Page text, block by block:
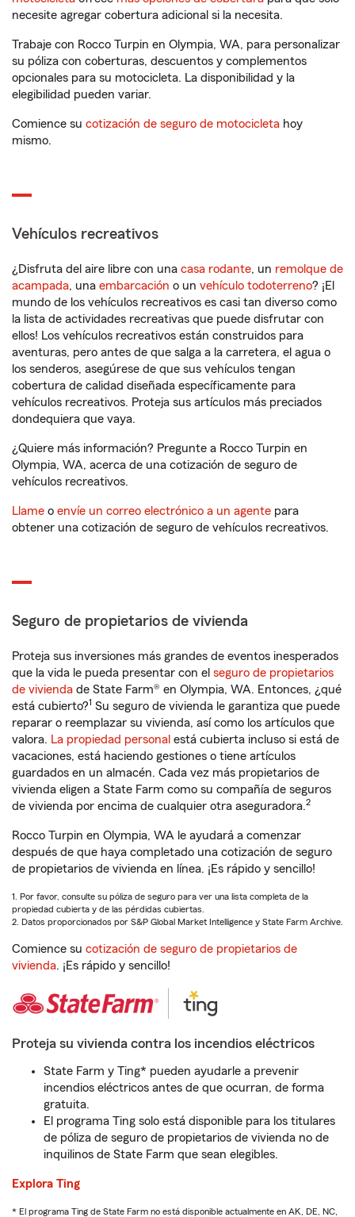
necesite agregar cobertura adicional si la necesita.
Trabaje con Rocco Turpin en Olympia, WA, para personalizar
su póliza con coberturas, descuentos y complementos
opcionales para su motocicleta. La disponibilidad y la
elegibilidad pueden variar.
Comience su cotización de seguro de motocicleta hoy
mismo.
Vehículos recreativos
¿Disfruta del aire libre con una casa rodante, un remolque de
acampada, una embarcación o un vehículo todoterreno? ¡El
mundo de los vehículos recreativos es casi tan diverso como
la lista de actividades recreativas que puede disfrutar con
ellos! Los vehículos recreativos están construidos para
aventuras, pero antes de que salga a la carretera, el agua o
los senderos, asegúrese de que sus vehículos tengan
cobertura de calidad diseñada específicamente para
vehículos recreativos. Proteja sus artículos más preciados
dondequiera que vaya.
¿Quiere más información? Pregunte a Rocco Turpin en
Olympia, WA, acerca de una cotización de seguro de
vehículos recreativos.
Llame o envíe un correo electrónico a un agente para
obtener una cotización de seguro de vehículos recreativos.
Seguro de propietarios de vivienda
Proteja sus inversiones más grandes de eventos inesperados
que la vida le pueda presentar con el seguro de propietarios
de vivienda de State Farm® en Olympia, WA. Entonces, ¿qué
está cubierto?1 Su seguro de vivienda le garantiza que puede
reparar o reemplazar su vivienda, así como los artículos que
valora. La propiedad personal está cubierta incluso si está de
vacaciones, está haciendo gestiones o tiene artículos
guardados en un almacén. Cada vez más propietarios de
vivienda eligen a State Farm como su compañía de seguros
de vivienda por encima de cualquier otra aseguradora.2
Rocco Turpin en Olympia, WA le ayudará a comenzar
después de que haya completado una cotización de seguro
de propietarios de vivienda en línea. ¡Es rápido y sencillo!
1. Por favor, consulte su póliza de seguro para ver una lista completa de la
propiedad cubierta y de las pérdidas cubiertas.
2. Datos proporcionados por S&P Global Market Intelligence y State Farm Archive.
Comience su cotización de seguro de propietarios de
vivienda. ¡Es rápido y sencillo!
Proteja su vivienda contra los incendios eléctricos
State Farm y Ting* pueden ayudarle a prevenir
incendios eléctricos antes de que ocurran, de forma
gratuita.
El programa Ting solo está disponible para los titulares
de póliza de seguro de propietarios de vivienda no de
inquilinos de State Farm que sean elegibles.
Explora Ting
* El programa Ting de State Farm no está disponible actualmente en AK, DE, NC,